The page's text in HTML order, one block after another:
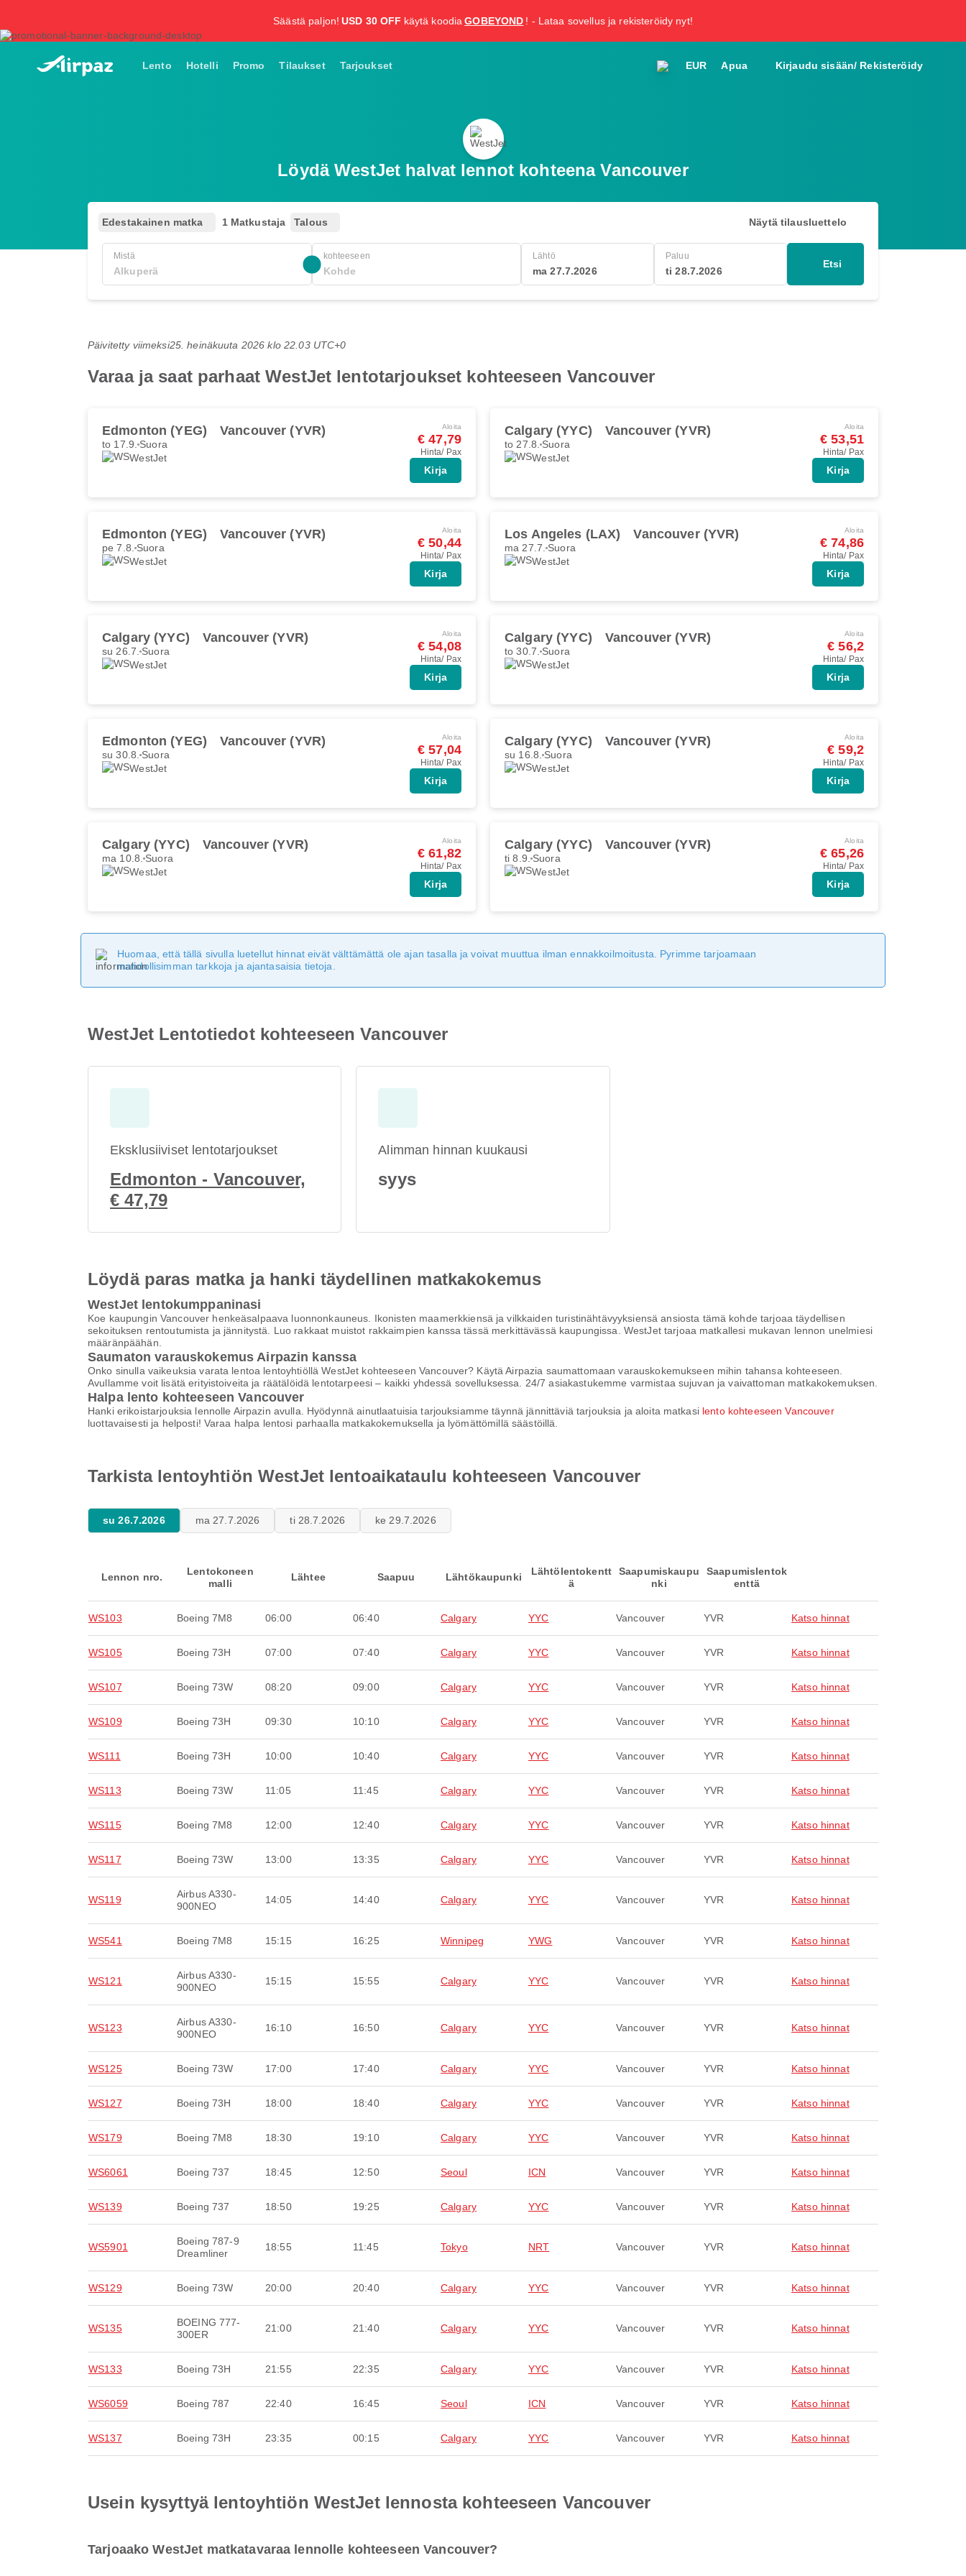
Säästä paljon! USD 30 OFF käytä koodia GOBEYOND ! - Lataa sovellus ja rekisteröidy nyt!
Lento Hotelli Promo Tilaukset Tarjoukset EUR Apua Kirjaudu sisään/ Rekisteröidy
Löydä WestJet halvat lennot kohteena Vancouver
Edestakainen matka 1 Matkustaja Talous Näytä tilausluettelo
Mistä kohteeseen Lähtö
ma 27.7.2026
Paluu
ti 28.7.2026
Etsi
Päivitetty viimeksi25. heinäkuuta 2026 klo 22.03 UTC+0
Varaa ja saat parhaat WestJet lentotarjoukset kohteeseen Vancouver
Edmonton (YEG) Vancouver (YVR)
to 17.9. Suora
WestJet
Aloita
€ 47,79
Hinta/ Pax
Kirja
Calgary (YYC) Vancouver (YVR)
to 27.8. Suora
WestJet
Aloita
€ 53,51
Hinta/ Pax
Kirja
Edmonton (YEG) Vancouver (YVR)
pe 7.8. Suora
WestJet
Aloita
€ 50,44
Hinta/ Pax
Kirja
Los Angeles (LAX) Vancouver (YVR)
ma 27.7. Suora
WestJet
Aloita
€ 74,86
Hinta/ Pax
Kirja
Calgary (YYC) Vancouver (YVR)
su 26.7. Suora
WestJet
Aloita
€ 54,08
Hinta/ Pax
Kirja
Calgary (YYC) Vancouver (YVR)
to 30.7. Suora
WestJet
Aloita
€ 56,2
Hinta/ Pax
Kirja
Edmonton (YEG) Vancouver (YVR)
su 30.8. Suora
WestJet
Aloita
€ 57,04
Hinta/ Pax
Kirja
Calgary (YYC) Vancouver (YVR)
su 16.8. Suora
WestJet
Aloita
€ 59,2
Hinta/ Pax
Kirja
Calgary (YYC) Vancouver (YVR)
ma 10.8. Suora
WestJet
Aloita
€ 61,82
Hinta/ Pax
Kirja
Calgary (YYC) Vancouver (YVR)
ti 8.9. Suora
WestJet
Aloita
€ 65,26
Hinta/ Pax
Kirja
Huomaa, että tällä sivulla luetellut hinnat eivät välttämättä ole ajan tasalla ja voivat muuttua ilman ennakkoilmoitusta. Pyrimme tarjoamaan
mahdollisimman tarkkoja ja ajantasaisia tietoja.
WestJet Lentotiedot kohteeseen Vancouver
Eksklusiiviset lentotarjoukset
Edmonton - Vancouver,
€ 47,79
Alimman hinnan kuukausi
syys
Löydä paras matka ja hanki täydellinen matkakokemus
WestJet lentokumppaninasi
Koe kaupungin Vancouver henkeäsalpaava luonnonkauneus. Ikonisten maamerkkiensä ja vilkkaiden turistinähtävyyksiensä ansiosta tämä kohde tarjoaa täydellisen
sekoituksen rentoutumista ja jännitystä. Luo rakkaat muistot rakkaimpien kanssa tässä merkittävässä kaupungissa. WestJet tarjoaa matkallesi mukavan lennon unelmiesi
määränpäähän.
Saumaton varauskokemus Airpazin kanssa
Onko sinulla vaikeuksia varata lentoa lentoyhtiöllä WestJet kohteeseen Vancouver? Käytä Airpazia saumattomaan varauskokemukseen mihin tahansa kohteeseen.
Avullamme voit lisätä erityistoiveita ja räätälöidä lentotarpeesi – kaikki yhdessä sovelluksessa. 24/7 asiakastukemme varmistaa sujuvan ja vaivattoman matkakokemuksen.
Halpa lento kohteeseen Vancouver
Hanki erikoistarjouksia lennolle Airpazin avulla. Hyödynnä ainutlaatuisia tarjouksiamme täynnä jännittäviä tarjouksia ja aloita matkasi lento kohteeseen Vancouver
luottavaisesti ja helposti! Varaa halpa lentosi parhaalla matkakokemuksella ja lyömättömillä säästöillä.
Tarkista lentoyhtiön WestJet lentoaikataulu kohteeseen Vancouver
su 26.7.2026 ma 27.7.2026 ti 28.7.2026 ke 29.7.2026
Lennon nro.
Lentokoneen
malli
Lähtee Saapuu Lähtökaupunki
Lähtölentokentt
ä
Saapumiskaupu
nki
Saapumislentok
enttä
WS103 Boeing 7M8 06:00 06:40 Calgary YYC Vancouver YVR Katso hinnat
WS105 Boeing 73H 07:00 07:40 Calgary YYC Vancouver YVR Katso hinnat
WS107 Boeing 73W 08:20 09:00 Calgary YYC Vancouver YVR Katso hinnat
WS109 Boeing 73H 09:30 10:10 Calgary YYC Vancouver YVR Katso hinnat
WS111 Boeing 73H 10:00 10:40 Calgary YYC Vancouver YVR Katso hinnat
WS113 Boeing 73W 11:05 11:45 Calgary YYC Vancouver YVR Katso hinnat
WS115 Boeing 7M8 12:00 12:40 Calgary YYC Vancouver YVR Katso hinnat
WS117 Boeing 73W 13:00 13:35 Calgary YYC Vancouver YVR Katso hinnat
WS119
Airbus A330-
900NEO
14:05 14:40 Calgary YYC Vancouver YVR Katso hinnat
WS541 Boeing 7M8 15:15 16:25 Winnipeg YWG Vancouver YVR Katso hinnat
WS121
Airbus A330-
900NEO
15:15 15:55 Calgary YYC Vancouver YVR Katso hinnat
WS123
Airbus A330-
900NEO
16:10 16:50 Calgary YYC Vancouver YVR Katso hinnat
WS125 Boeing 73W 17:00 17:40 Calgary YYC Vancouver YVR Katso hinnat
WS127 Boeing 73H 18:00 18:40 Calgary YYC Vancouver YVR Katso hinnat
WS179 Boeing 7M8 18:30 19:10 Calgary YYC Vancouver YVR Katso hinnat
WS6061 Boeing 737 18:45 12:50 Seoul ICN Vancouver YVR Katso hinnat
WS139 Boeing 737 18:50 19:25 Calgary YYC Vancouver YVR Katso hinnat
WS5901
Boeing 787-9
Dreamliner
18:55 11:45 Tokyo NRT Vancouver YVR Katso hinnat
WS129 Boeing 73W 20:00 20:40 Calgary YYC Vancouver YVR Katso hinnat
WS135
BOEING 777-
300ER
21:00 21:40 Calgary YYC Vancouver YVR Katso hinnat
WS133 Boeing 73H 21:55 22:35 Calgary YYC Vancouver YVR Katso hinnat
WS6059 Boeing 787 22:40 16:45 Seoul ICN Vancouver YVR Katso hinnat
WS137 Boeing 73H 23:35 00:15 Calgary YYC Vancouver YVR Katso hinnat
Usein kysyttyä lentoyhtiön WestJet lennosta kohteeseen Vancouver
Tarjoaako WestJet matkatavaraa lennolle kohteeseen Vancouver?